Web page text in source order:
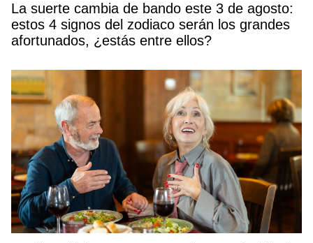
La suerte cambia de bando este 3 de agosto:
estos 4 signos del zodiaco serán los grandes
afortunados, ¿estás entre ellos?